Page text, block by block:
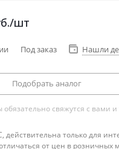
/шт
Под заказ Нашли
Подобрать аналог
свяжутся с вами и
действительна только для
от цен в розничных